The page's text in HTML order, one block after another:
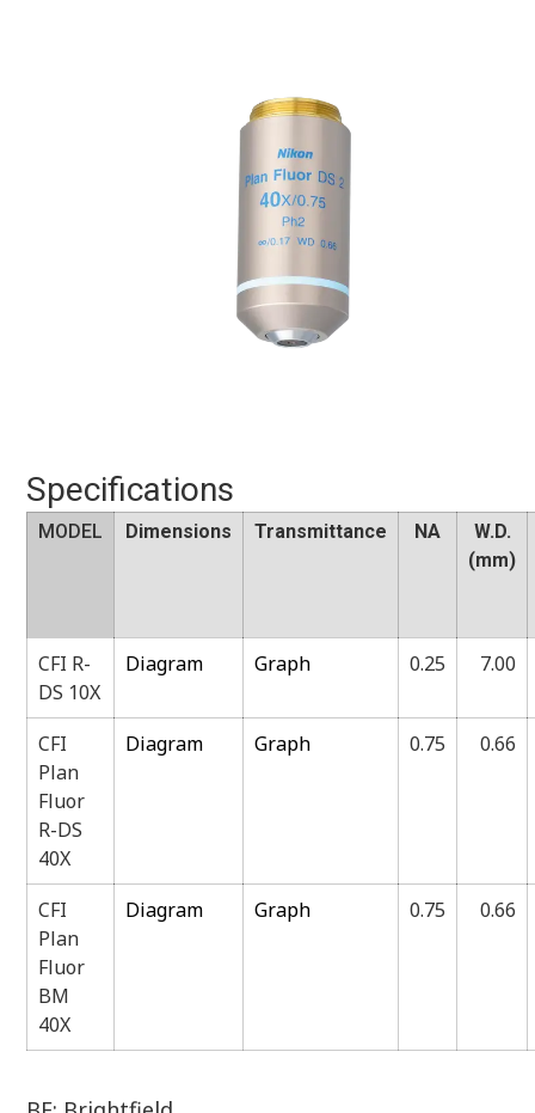
Specifications
MODEL Dimensions Transmittance NA
W.D.
(mm)
CFI R-
DS 10X
Diagram Graph 0.25 7.00
CFI
Plan
Fluor
R-DS
40X
Diagram Graph 0.75 0.66
CFI
Plan
Fluor
BM
40X
Diagram Graph 0.75 0.66